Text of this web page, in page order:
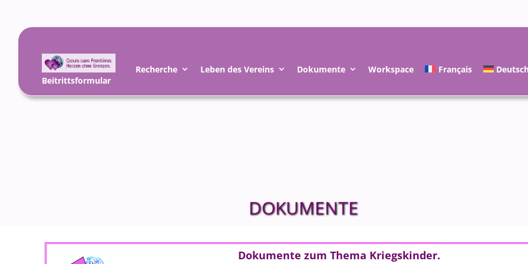
Recherche Leben des Vereins Dokumente Workspace Français Deutsch
Beitrittsformular
DOKUMENTE
Dokumente zum Thema Kriegskinder.